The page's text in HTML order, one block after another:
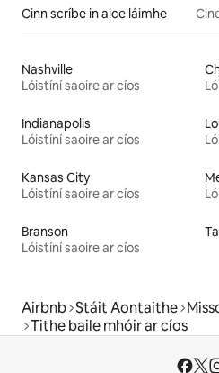
Cinn scríbe in aice láimhe
Nashville
Lóistíní saoire ar cíos
Indianapolis
Lóistíní saoire ar cíos
Kansas City
Lóistíní saoire ar cíos
Branson
Lóistíní saoire ar cíos
Airbnb Stáit Aontaithe
Tithe baile mhóir ar cíos